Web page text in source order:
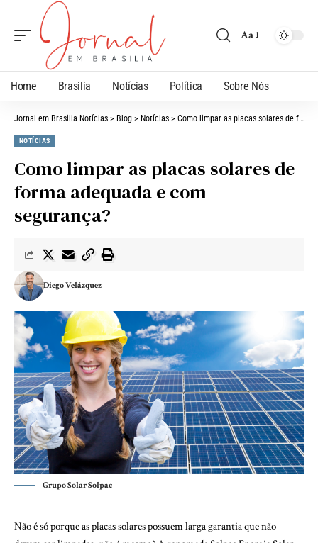
Aa
Home Brasilia Notícias Política Sobre Nós
Jornal em Brasilia Notícias > Blog > Notícias > Como limpar as placas solares de forma adequada e com segurança?
NOTÍCIAS
Como limpar as placas solares de
forma adequada e com
segurança?
Diego Velázquez
Grupo Solar Solpac
Não é só porque as placas solares possuem larga garantia que não